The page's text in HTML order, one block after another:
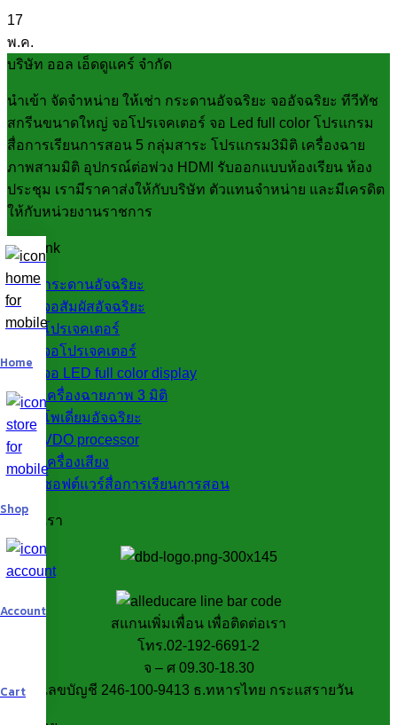
17
พ.ค.
บริษัท ออล เอ็ดดูแคร์ จำกัด
นำเข้า จัดจำหน่าย ให้เช่า กระดานอัจฉริยะ จออัจฉริยะ ทีวีทัช
สกรีนขนาดใหญ่ จอโปรเจคเตอร์ จอ Led full color โปรแกรม
สื่อการเรียนการสอน 5 กลุ่มสาระ โปรแกรม3มิติ เครื่องฉาย
ภาพสามมิติ อุปกรณ์ต่อพ่วง HDMI รับออกแบบห้องเรียน ห้อง
ประชุม เรามีราคาส่งให้กับบริษัท ตัวแทนจำหน่าย และมีเครดิต
ให้กับหน่วยงานราชการ
Fast link
กระดานอัจฉริยะ
จอสัมผัสอัจฉริยะ
โปรเจคเตอร์
จอโปรเจคเตอร์
จอ LED full color display
เครื่องฉายภาพ 3 มิติ
โพเดี่ยมอัจฉริยะ
VDO processor
เครื่องเสียง
ซอฟต์แวร์สื่อการเรียนการสอน
ติดต่อเรา
สแกนเพิ่มเพื่อน เพื่อติดต่อเรา
โทร.02-192-6691-2
จ – ศ 09.30-18.30
เลขบัญชี 246-100-9413 ธ.ทหารไทย กระแสรายวัน
Home
Shop
Account
Cart